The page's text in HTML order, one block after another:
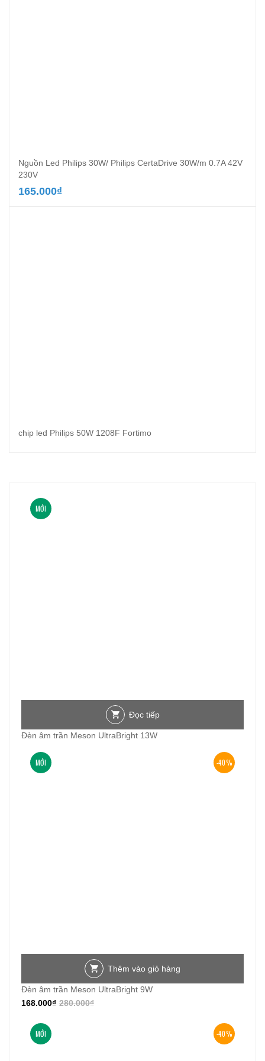
Nguồn Led Philips 30W/ Philips CertaDrive 30W/m 0.7A 42V
230V
165.000₫
chip led Philips 50W 1208F Fortimo
MỚI
Đọc tiếp
Đèn âm trần Meson UltraBright 13W
-40%
MỚI
Thêm vào giỏ hàng
Đèn âm trần Meson UltraBright 9W
280.000₫
168.000₫
-40%
MỚI